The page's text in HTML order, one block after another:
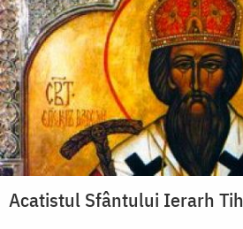
Acatistul Sfântului Ierarh